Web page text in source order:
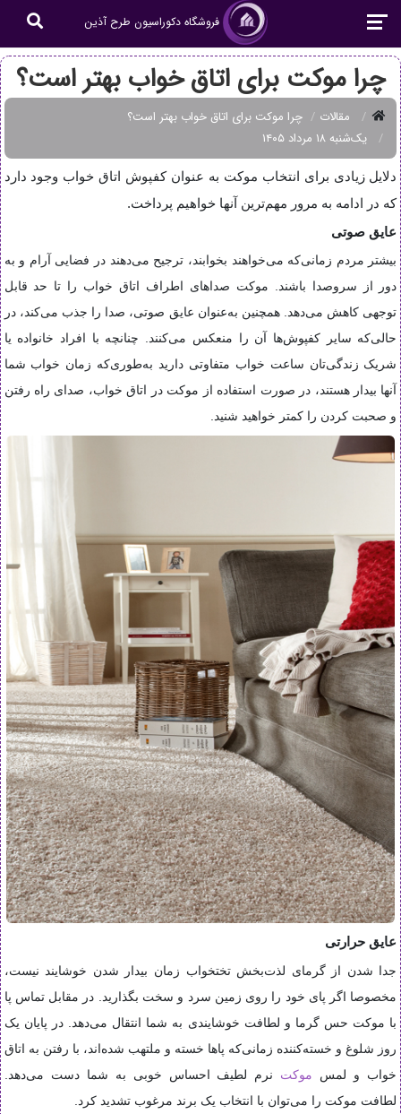
فروشگاه دکوراسیون طرح آذین
چرا موکت برای اتاق خواب بهتر است؟
مقالات
چرا موکت برای اتاق خواب بهتر است؟
یک‌شنبه ۱۸ مرداد ۱۴۰۵
دلایل زیادی برای انتخاب موکت به عنوان کفپوش اتاق خواب وجود دارد
که در ادامه به مرور مهم‌ترین آنها خواهیم پرداخت.
عایق صوتی
بیشتر مردم زمانی‌که می‌خواهند بخوابند، ترجیح می‌دهند در فضایی آرام و به‌
دور از سر‌و‌صدا باشند. موکت صداهای اطراف اتاق خواب را تا حد قابل
توجهی کاهش می‌دهد. همچنین به‌عنوان عایق صوتی، صدا را جذب می‌کند، در
حالی‌که سایر کفپوش‌ها آن را منعکس می‌کنند. چنانچه با افراد خانواده یا
شریک زندگی‌تان ساعت خواب متفاوتی دارید به‌طوری‌که زمان خواب شما
آنها بیدار هستند، در صورت استفاده از موکت در اتاق خواب، صدای راه رفتن
و صحبت کردن را کمتر خواهید شنید.
عایق حرارتی
جدا شدن از گرمای لذت‌بخش تختخواب زمان بیدار شدن خوشایند نیست،
مخصوصا اگر پای خود را روی زمین سرد و سخت بگذارید. در مقابل تماس پا
با موکت حس گرما و لطافت خوشایندی به شما انتقال می‌دهد. در پایان یک
روز شلوغ و خسته‌کننده زمانی‌که پاها خسته و ملتهب شده‌اند، با رفتن به اتاق
خواب و لمس موکت نرم لطیف احساس خوبی به شما دست می‌دهد.
لطافت موکت را می‌توان با انتخاب یک برند مرغوب تشدید کرد.